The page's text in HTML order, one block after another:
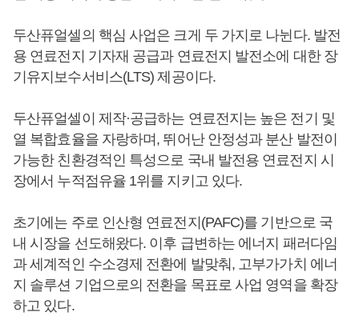
두산퓨얼셀의 핵심 사업은 크게 두 가지로 나뉜다. 발전
용 연료전지 기자재 공급과 연료전지 발전소에 대한 장
기유지보수서비스(LTS) 제공이다.
두산퓨얼셀이 제작·공급하는 연료전지는 높은 전기 및
열 복합효율을 자랑하며, 뛰어난 안정성과 분산 발전이
가능한 친환경적인 특성으로 국내 발전용 연료전지 시
장에서 누적점유율 1위를 지키고 있다.
초기에는 주로 인산형 연료전지(PAFC)를 기반으로 국
내 시장을 선도해왔다. 이후 급변하는 에너지 패러다임
과 세계적인 수소경제 전환에 발맞춰, 고부가가치 에너
지 솔루션 기업으로의 전환을 목표로 사업 영역을 확장
하고 있다.